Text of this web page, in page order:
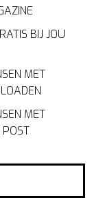
BIJ JOU
MET
MET
POST